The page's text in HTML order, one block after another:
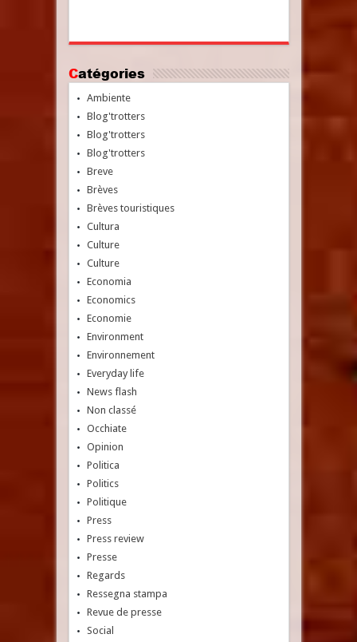
Catégories
Ambiente
Blog'trotters
Blog'trotters
Blog'trotters
Breve
Brèves
Brèves touristiques
Cultura
Culture
Culture
Economia
Economics
Economie
Environment
Environnement
Everyday life
News flash
Non classé
Occhiate
Opinion
Politica
Politics
Politique
Press
Press review
Presse
Regards
Ressegna stampa
Revue de presse
Social